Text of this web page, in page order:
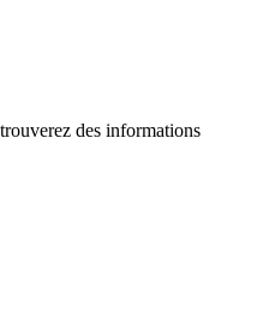
des informations